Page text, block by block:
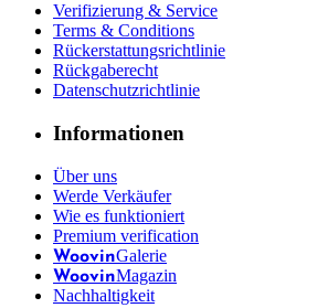
Verifizierung & Service
Terms & Conditions
Rückerstattungsrichtlinie
Rückgaberecht
Datenschutzrichtlinie
Informationen
Über uns
Werde Verkäufer
Wie es funktioniert
Premium verification
WoovinGalerie
WoovinMagazin
Nachhaltigkeit